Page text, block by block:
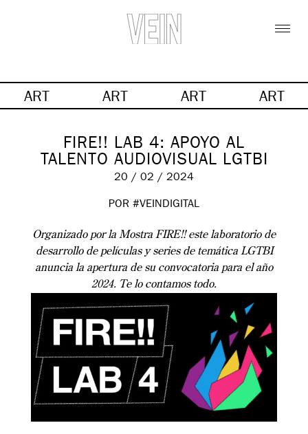
ART ART ART ART
FIRE!! LAB 4: APOYO AL
TALENTO AUDIOVISUAL LGTBI
20 / 02 / 2024
POR #VEINDIGITAL
Organizado por la Mostra FIRE!! este laboratorio de
desarrollo de películas y series de temática LGTBI
anuncia la apertura de su convocatoria para el año
2024. Te lo contamos todo.